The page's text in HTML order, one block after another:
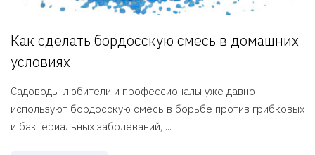
Как сделать бордосскую смесь в домашних
условиях
Садоводы-любители и профессионалы уже давно
используют бордосскую смесь в борьбе против грибковых
и бактериальных заболеваний, ...